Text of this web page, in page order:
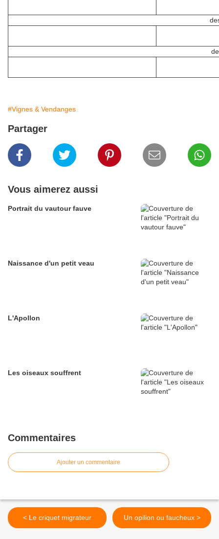
#Vignes & Vendanges
Partager
Vous aimerez aussi
Portrait du vautour fauve
Naissance d'un petit veau
L'Apollon
Les oiseaux souffrent
Commentaires
Ajouter un commentaire
< Le criquet migrateur Un opilion ou faucheux >